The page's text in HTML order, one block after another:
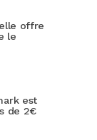
offre
le
est
de 2€